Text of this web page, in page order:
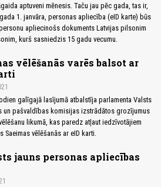
aptuveni mēnesis. Taču jau pēc gada, tas ir,
1. janvāra, personas apliecība (eID karte) būs
apliecinošs dokuments Latvijas pilsonim
kurš sasniedzis 15 gadu vecumu.
vēlēšanās varēs balsot ar
galīgajā lasījumā atbalstīja parlamenta Valsts
un pašvaldības komisijas izstrādātos grozījumus
likumā, kas paredz atļaut iedzīvotājiem
Saeimas vēlēšanās ar eID karti.
jauns personas apliecības